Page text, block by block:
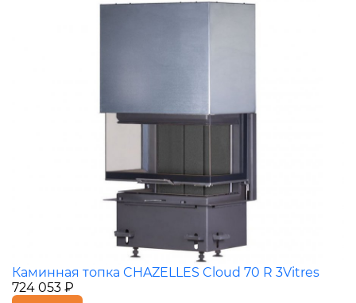
Каминная топка CHAZELLES Cloud 70 R 3Vitres
724 053 ₽